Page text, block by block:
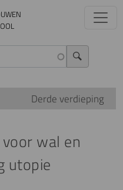
Derde verdieping
wal en
utopie